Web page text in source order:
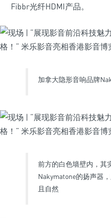
Fibbr光纤HDMI产品。
加拿大隐形音响品牌
前方的白色墙壁内，其
Nakymatone的扬声器
且自然